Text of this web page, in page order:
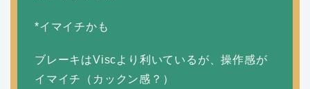
*イマイチかも
ブレーキはViscより利いているが、操作感が
イマイチ（カックン感？）